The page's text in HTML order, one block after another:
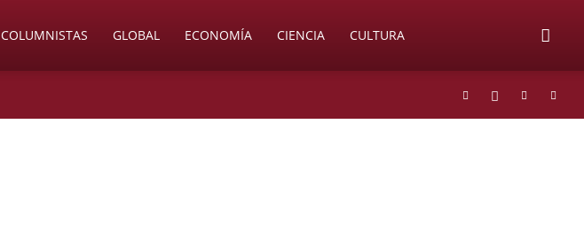
COLUMNISTAS GLOBAL ECONOMÍA CIENCIA CULTURA